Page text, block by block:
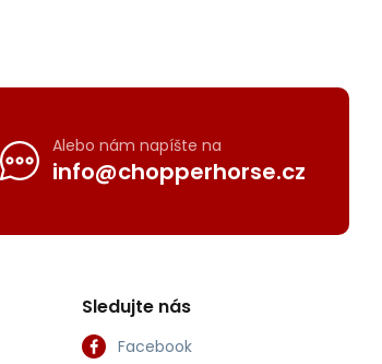
Alebo nám napíšte na
info@chopperhorse.cz
Sledujte nás
Facebook